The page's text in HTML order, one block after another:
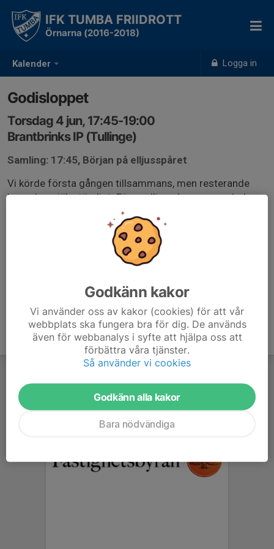
Kalender Logga in
IFK TUMBA FRIIDROTT
Örnarna (2016-2018)
Godisloppet
Torsdag 4 jun, 17:45-19:00
Brantbrinks IP (Tullinge)
Samling: 17:45, Början på elljusspåret
Vi körde första gången tillsammans, men resterande
lopp sker självständigt. Förmodligen kommer en ledare
vara på plats, men det är ingen garanti.
https://www.svenskalag.se/ifktumbafriidrott-
nybarngrupp2016-2018/nyheter/2491497/godisloppet-
Godkänn kakor
Vi använder oss av kakor (cookies) för att vår
webbplats ska fungera bra för dig. De används
även för webbanalys i syfte att hjälpa oss att
förbättra våra tjänster.
Så använder vi cookies
Godkänn alla kakor
Bara nödvändiga